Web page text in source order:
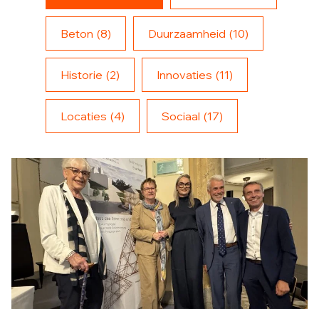
Beton (8) Duurzaamheid (10)
Historie (2) Innovaties (11)
Locaties (4) Sociaal (17)